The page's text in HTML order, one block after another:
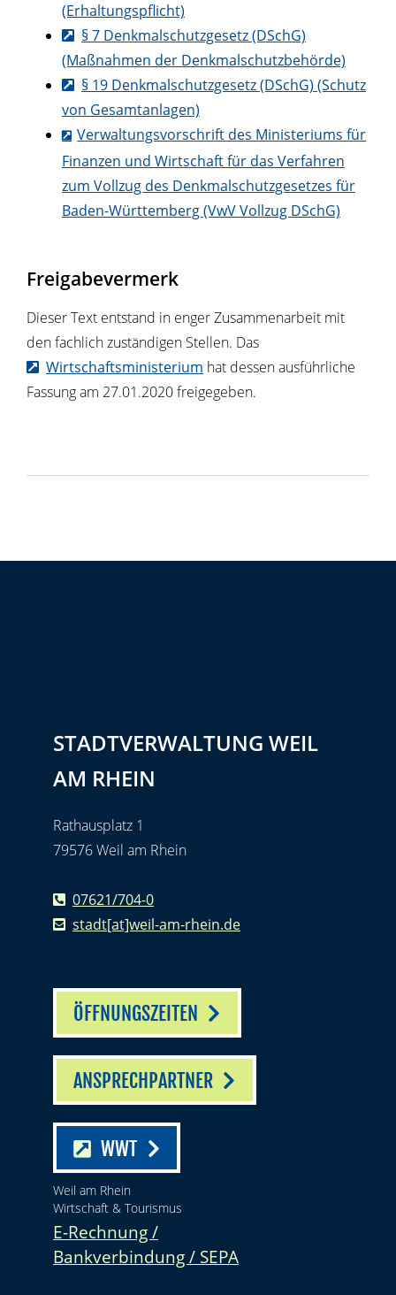
(Erhaltungspflicht)
§ 7 Denkmalschutzgesetz (DSchG)
(Maßnahmen der Denkmalschutzbehörde)
§ 19 Denkmalschutzgesetz (DSchG) (Schutz
von Gesamtanlagen)
Verwaltungsvorschrift des Ministeriums für
Finanzen und Wirtschaft für das Verfahren
zum Vollzug des Denkmalschutzgesetzes für
Baden-Württemberg (VwV Vollzug DSchG)
Freigabevermerk
Dieser Text entstand in enger Zusammenarbeit mit
den fachlich zuständigen Stellen. Das
Wirtschaftsministerium hat dessen ausführliche
Fassung am 27.01.2020 freigegeben.
STADTVERWALTUNG WEIL
AM RHEIN
Rathausplatz 1
79576 Weil am Rhein
07621/704-0
stadt[at]weil-am-rhein.de
ÖFFNUNGSZEITEN
ANSPRECHPARTNER
WWT
Weil am Rhein
Wirtschaft & Tourismus
E-Rechnung /
Bankverbindung / SEPA